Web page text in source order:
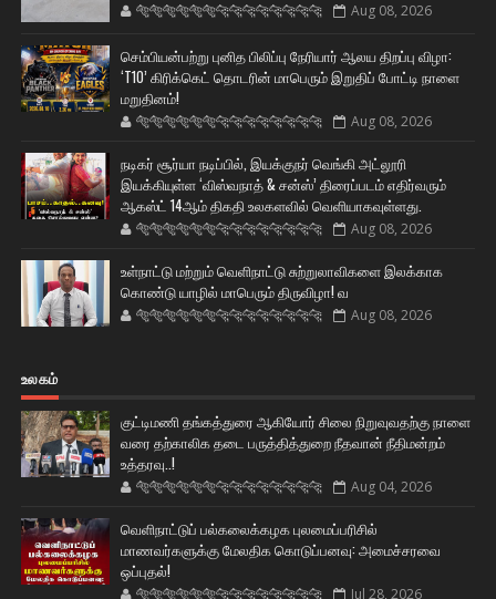
🐅🐅🐅🐅🐅🐅🐆🐆🐆🐆🐆🐆🐆🐆 Aug 08, 2026
செம்பியன்பற்று புனித பிலிப்பு நேரியார் ஆலய திறப்பு விழா:
‘T10’ கிரிக்கெட் தொடரின் மாபெரும் இறுதிப் போட்டி நாளை
மறுதினம்!
🐅🐅🐅🐅🐅🐅🐆🐆🐆🐆🐆🐆🐆🐆 Aug 08, 2026
நடிகர் சூர்யா நடிப்பில், இயக்குநர் வெங்கி அட்லூரி
இயக்கியுள்ள ‘விஸ்வநாத் & சன்ஸ்’ திரைப்படம் எதிர்வரும்
ஆகஸ்ட் 14ஆம் திகதி உலகளவில் வெளியாகவுள்ளது.
🐅🐅🐅🐅🐅🐅🐆🐆🐆🐆🐆🐆🐆🐆 Aug 08, 2026
உள்நாட்டு மற்றும் வெளிநாட்டு சுற்றுலாவிகளை இலக்காக
கொண்டு யாழில் மாபெரும் திருவிழா! வ
🐅🐅🐅🐅🐅🐅🐆🐆🐆🐆🐆🐆🐆🐆 Aug 08, 2026
உலகம்
குட்டிமணி தங்கத்துரை ஆகியோர் சிலை நிறுவுவதற்கு நாளை
வரை தற்காலிக தடை பருத்தித்துறை நீதவான் நீதிமன்றம்
உத்தரவு..!
🐅🐅🐅🐅🐅🐅🐆🐆🐆🐆🐆🐆🐆🐆 Aug 04, 2026
வெளிநாட்டுப் பல்கலைக்கழக புலமைப்பரிசில்
மாணவர்களுக்கு மேலதிக கொடுப்பனவு: அமைச்சரவை
ஒப்புதல்!
🐅🐅🐅🐅🐅🐅🐆🐆🐆🐆🐆🐆🐆🐆 Jul 28, 2026